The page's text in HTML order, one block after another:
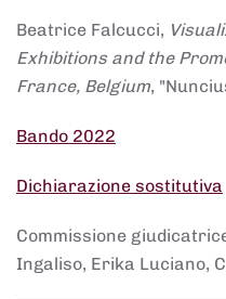
Beatrice Falcucci,
Exhibitions and the
France, Belgium,
Bando 2022
Dichiarazione sostitutiva
Commissione
Ingaliso, Erika Luciano,